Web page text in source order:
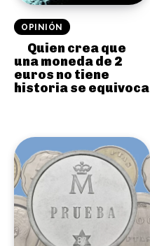
OPINIÓN
Quien crea que
una moneda de 2
euros no tiene
historia se equivoca